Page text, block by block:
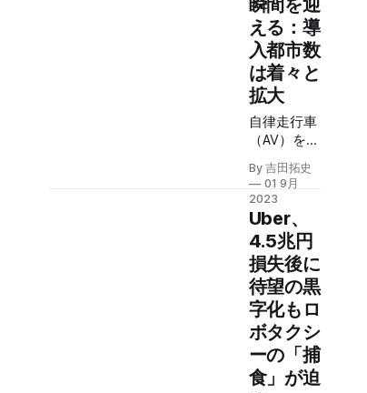
の中国」の
評判を裏切
らない。な
かでもトヨ
タが出資す
る小馬智行
は、百度と
ともに最も
有望な自律
走行ソフト
ウェア企業
となってい
る。
える：導
入都市数
は着々と
拡大
自律走行車
（AV）を利
用した無人
タクシーで
ある「ロボ
タクシー」
が、感情的
な反対とも
言える「ネ
オ・ラッダ
イト運動」
の瞬間を迎
えている。
米国での展
開都市は拡
By 吉田拓史
01 9月
2023
Uber、
4.5兆円
損失後に
待望の黒
字化もロ
ボタクシ
ーの「捕
食」が迫